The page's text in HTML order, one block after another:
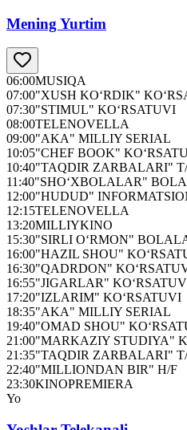
Mening Yurtim
06:00MUSIQA
07:00"XUSH KO‘RDIK"
07:30"STIMUL" KO‘RSATUVI
08:00TELENOVELLA
09:00"AKA" MILLIY SERIAL
10:05"CHEF BOOK"
10:40"TAQDIR ZARBALARI"
11:40"SHO‘XBOLALAR"
12:00"HUDUD"
12:15TELENOVELLA
13:20MILLIYKINO
15:30"SIRLI O‘RMON"
16:00"HAZIL SHOU"
16:30"QADRDON"
16:55"JIGARLAR"
17:20"IZLARIM" KO‘RSATUVI
18:35"AKA" MILLIY SERIAL
19:40"OMAD SHOU"
21:00"MARKAZIY STUDIYA"
21:35"TAQDIR ZARBALARI"
22:40"MILLIONDAN BIR" H/F
23:30KINOPREMIERA
Yo